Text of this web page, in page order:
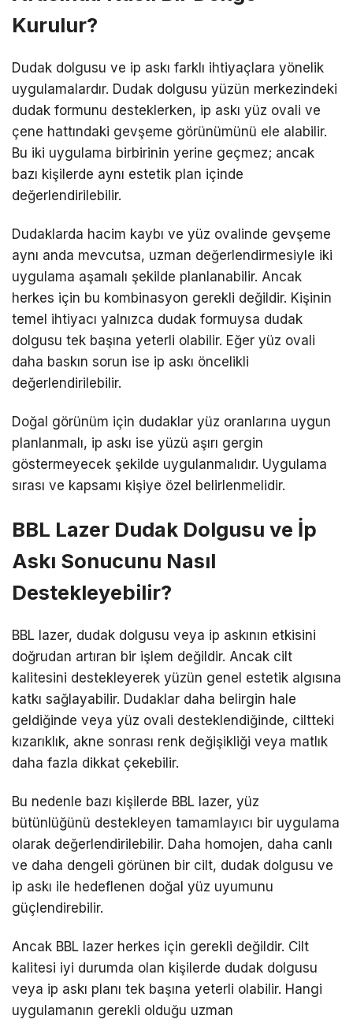
Kurulur?
Dudak dolgusu ve ip askı farklı ihtiyaçlara yönelik
uygulamalardır. Dudak dolgusu yüzün merkezindeki
dudak formunu desteklerken, ip askı yüz ovali ve
çene hattındaki gevşeme görünümünü ele alabilir.
Bu iki uygulama birbirinin yerine geçmez; ancak
bazı kişilerde aynı estetik plan içinde
değerlendirilebilir.
Dudaklarda hacim kaybı ve yüz ovalinde gevşeme
aynı anda mevcutsa, uzman değerlendirmesiyle iki
uygulama aşamalı şekilde planlanabilir. Ancak
herkes için bu kombinasyon gerekli değildir. Kişinin
temel ihtiyacı yalnızca dudak formuysa dudak
dolgusu tek başına yeterli olabilir. Eğer yüz ovali
daha baskın sorun ise ip askı öncelikli
değerlendirilebilir.
Doğal görünüm için dudaklar yüz oranlarına uygun
planlanmalı, ip askı ise yüzü aşırı gergin
göstermeyecek şekilde uygulanmalıdır. Uygulama
sırası ve kapsamı kişiye özel belirlenmelidir.
BBL Lazer Dudak Dolgusu ve İp
Askı Sonucunu Nasıl
Destekleyebilir?
BBL lazer, dudak dolgusu veya ip askının etkisini
doğrudan artıran bir işlem değildir. Ancak cilt
kalitesini destekleyerek yüzün genel estetik algısına
katkı sağlayabilir. Dudaklar daha belirgin hale
geldiğinde veya yüz ovali desteklendiğinde, ciltteki
kızarıklık, akne sonrası renk değişikliği veya matlık
daha fazla dikkat çekebilir.
Bu nedenle bazı kişilerde BBL lazer, yüz
bütünlüğünü destekleyen tamamlayıcı bir uygulama
olarak değerlendirilebilir. Daha homojen, daha canlı
ve daha dengeli görünen bir cilt, dudak dolgusu ve
ip askı ile hedeflenen doğal yüz uyumunu
güçlendirebilir.
Ancak BBL lazer herkes için gerekli değildir. Cilt
kalitesi iyi durumda olan kişilerde dudak dolgusu
veya ip askı planı tek başına yeterli olabilir. Hangi
uygulamanın gerekli olduğu uzman